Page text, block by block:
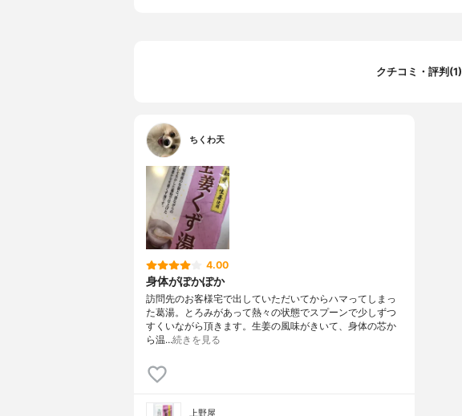
クチコミ・評判(1)
ちくわ天
4.00
身体がぽかぽか
訪問先のお客様宅で出していただいてからハマってしまっ
た葛湯。とろみがあって熱々の状態でスプーンで少しずつ
すくいながら頂きます。生姜の風味がきいて、身体の芯か
ら温…続きを見る
上野屋